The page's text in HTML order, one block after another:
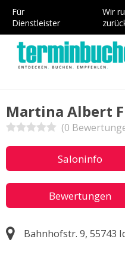
Für
Dienstleister
Wir
Martina Albert
(0
Saloninfo
Bewertungen
Bahnhofstr. 9, 55743